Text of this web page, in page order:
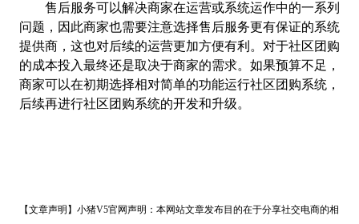
售后服务可以解决商家在运营或系统运作中的一系列
问题，因此商家也需要注意选择售后服务更有保证的系统
提供商，这也对后续的运营更加方便有利。 对于社区团购
的成本投入最终还是取决于商家的需求。如果预算不足，
商家可以在初期选择相对简单的功能运行社区团购系统，
后续再进行社区团购系统的开发和升级。
【文章声明】小猪V5官网声明： 本网站文章发布目的在于分享社交电商的相